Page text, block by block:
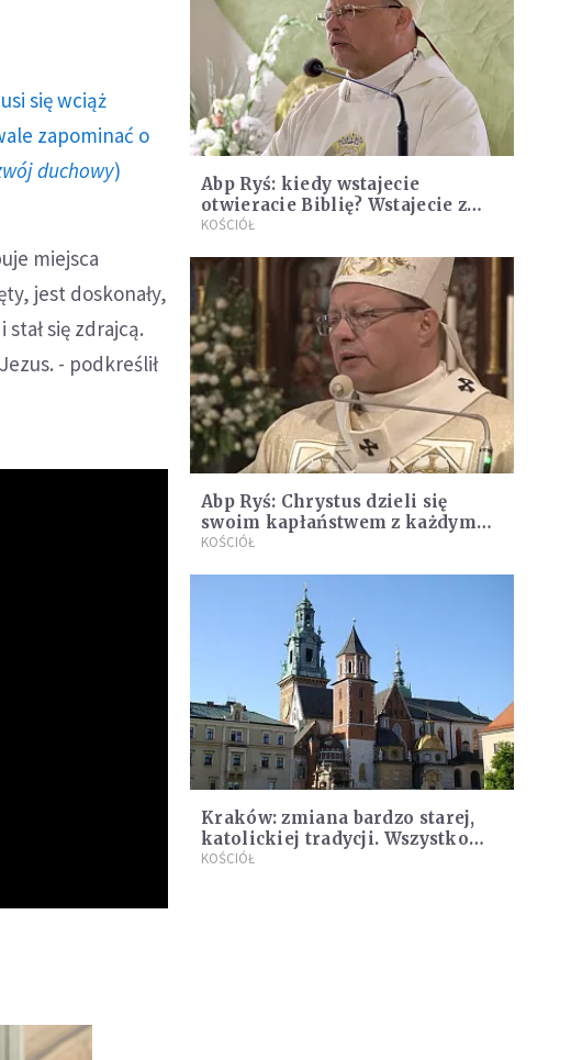
się wciąż
zapominać o
duchowy)
miejsca
jest doskonały,
się zdrajcą.
- podkreślił
Abp Ryś: kiedy wstajecie
otwieracie Biblię? Wstajecie z
taką pasją, że musicie usłyszeć,
powiedzenia?
KOŚCIÓŁ
Abp Ryś: Chrystus dzieli się
swoim kapłaństwem z każdym
ochrzczonym. Wszyscy jesteśmy
KOŚCIÓŁ
Kraków: zmiana bardzo starej,
katolickiej tradycji. Wszystko
przez... remonty
KOŚCIÓŁ